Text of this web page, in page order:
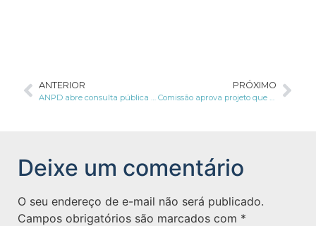
ANTERIOR
ANPD abre consulta pública e inscrições para audiência pública sobre norma de aplicação da LGPD para microempresas e empresas de pequeno porte
PRÓXIMO
Comissão aprova projeto que dobra multa por reincidência nos casos de vazamento de dados pessoais
Deixe um comentário
O seu endereço de e-mail não será publicado.
Campos obrigatórios são marcados com *